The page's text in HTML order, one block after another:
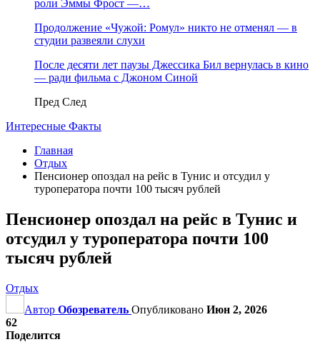
роли Эммы Фрост —…
Продолжение «Чужой: Ромул» никто не отменял — в
студии развеяли слухи
После десяти лет паузы Джессика Бил вернулась в кино
— ради фильма с Джоном Синой
Пред След
Интересные Факты
Главная
Отдых
Пенсионер опоздал на рейс в Тунис и отсудил у
туроператора почти 100 тысяч рублей
Пенсионер опоздал на рейс в Тунис и
отсудил у туроператора почти 100
тысяч рублей
Отдых
Автор Обозреватель Опубликовано Июн 2, 2026
62
Поделится